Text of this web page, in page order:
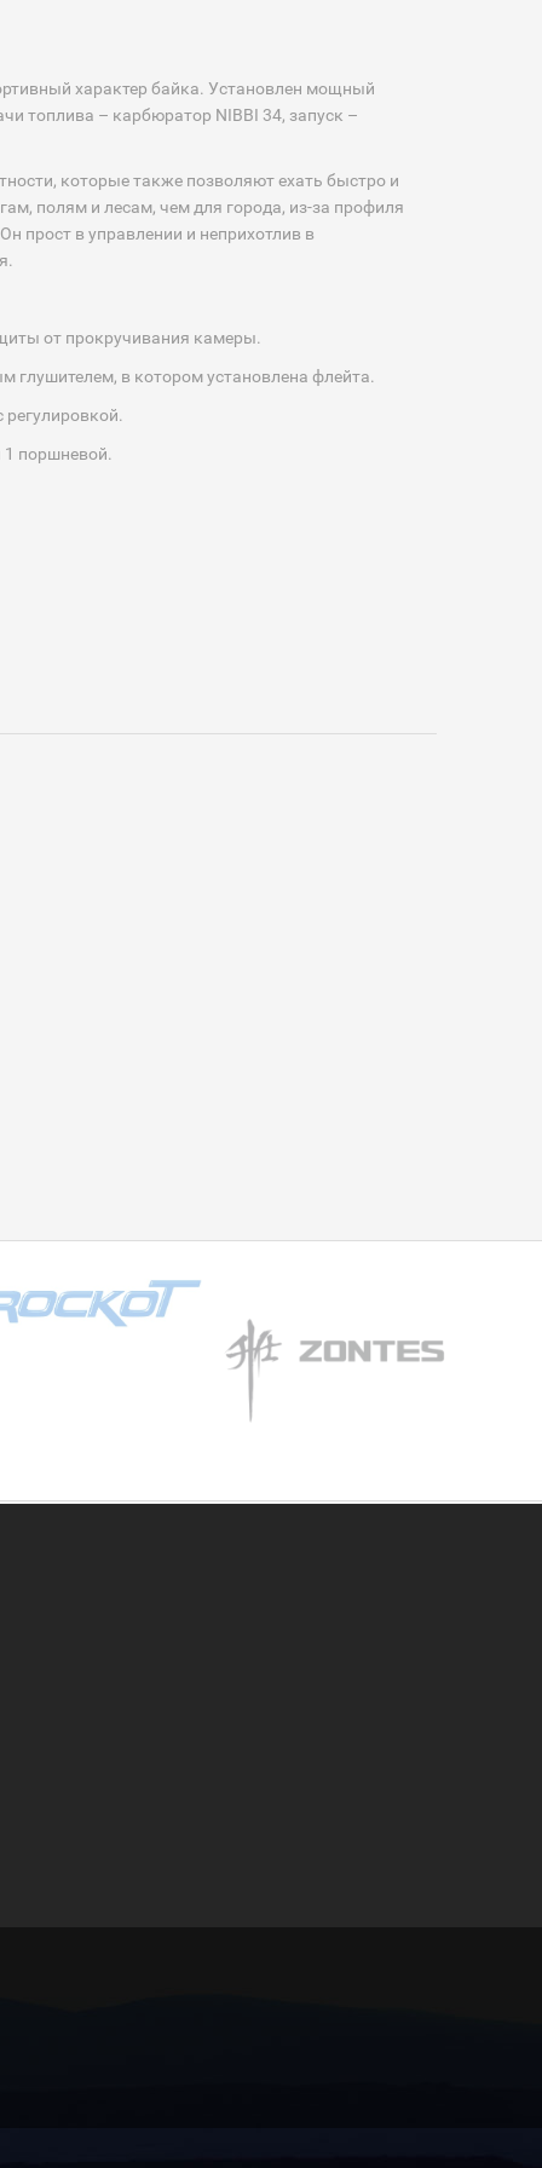
характер байка. Установлен мощный
топлива – карбюратор NIBBI 34, запуск –
которые также позволяют ехать быстро и
полям и лесам, чем для города, из-за профиля
прост в управлении и неприхотлив в
от прокручивания камеры.
глушителем, в котором установлена флейта.
регулировкой.
1 поршневой.